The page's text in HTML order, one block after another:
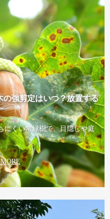
の強剪定はいつ？放置する
にくい常緑樹で、目隠しや庭